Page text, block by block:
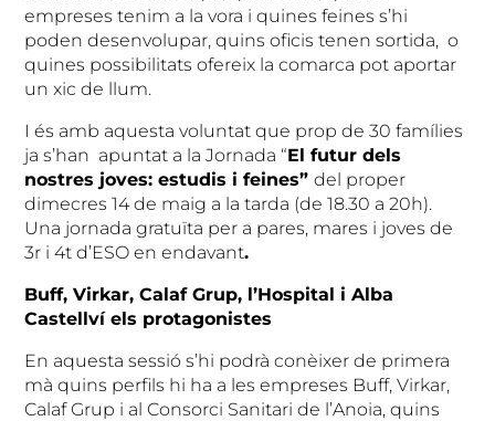
empreses tenim a la vora i quines feines s’hi
poden desenvolupar, quins oficis tenen sortida, o
quines possibilitats ofereix la comarca pot aportar
un xic de llum.
I és amb aquesta voluntat que prop de 30 famílies
ja s’han apuntat a la Jornada “El futur dels
nostres joves: estudis i feines”del proper
dimecres 14 de maig a la tarda (de 18.30 a 20h).
Una jornada gratuïta per a pares, mares i joves de
3r i 4t d’ESO en endavant.
Buff, Virkar, Calaf Grup, l’Hospital i Alba
Castellví els protagonistes
En aquesta sessió s’hi podrà conèixer de primera
mà quins perfils hi ha a les empreses Buff, Virkar,
Calaf Grup i al Consorci Sanitari de l’Anoia, quins